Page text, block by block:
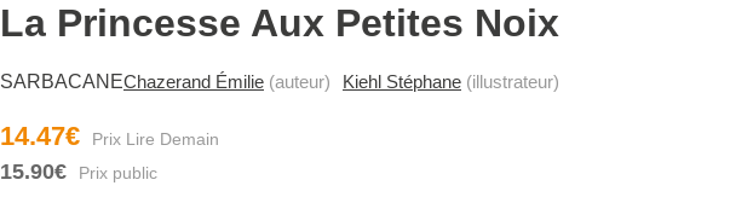
La Princesse Aux Petites Noix
SARBACANEChazerand Émilie (auteur) Kiehl Stéphane (illustrateur)
14.47€
15.90€